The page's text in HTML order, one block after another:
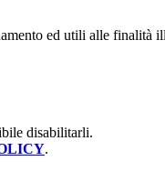
ed utili alle finalità
disabilitarli.
.